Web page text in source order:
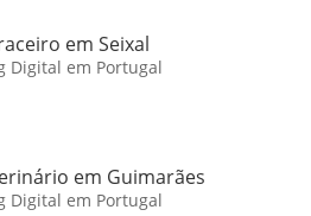
em Seixal
Digital em Portugal
em Guimarães
Digital em Portugal